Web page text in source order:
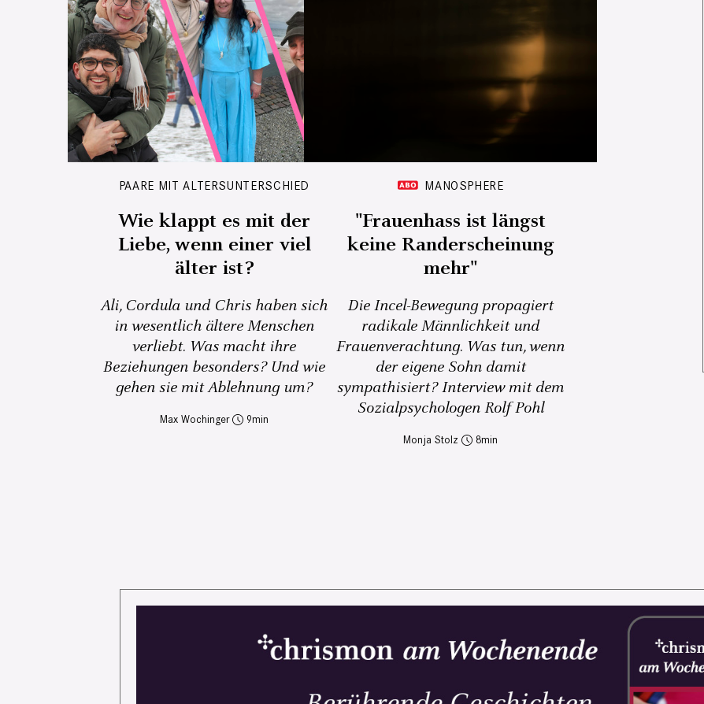
PAARE MIT ALTERSUNTERSCHIED
Wie klappt es mit der
Liebe, wenn einer viel
älter ist?
Ali, Cordula und Chris haben sich
in wesentlich ältere Menschen
verliebt. Was macht ihre
Beziehungen besonders? Und wie
gehen sie mit Ablehnung um?
Max Wochinger 9
MANOSPHERE
"Frauenhass ist längst
keine Randerscheinung
mehr"
Die Incel-Bewegung propagiert
radikale Männlichkeit und
Frauenverachtung. Was tun, wenn
der eigene Sohn damit
sympathisiert? Interview mit dem
Sozialpsychologen Rolf Pohl
Monja Stolz 8